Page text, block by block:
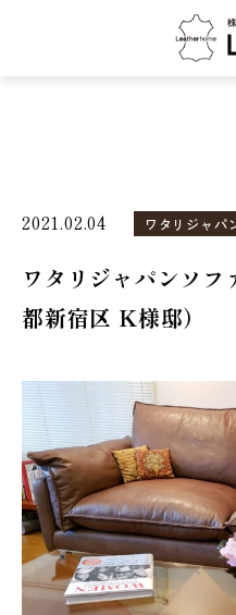
株式会
2021.02.04 ワタリジャパ
ワタリジャパンソ
都新宿区 K様邸）